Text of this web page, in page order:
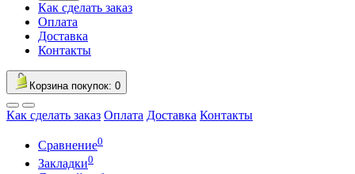
Как сделать заказ
Оплата
Доставка
Контакты
Корзинапокупок: 0
Как сделать заказ Оплата Доставка Контакты
Сравнение0
Закладки0